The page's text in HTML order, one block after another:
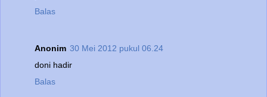
Balas
Anonim 30 Mei 2012 pukul 06.24
doni hadir
Balas